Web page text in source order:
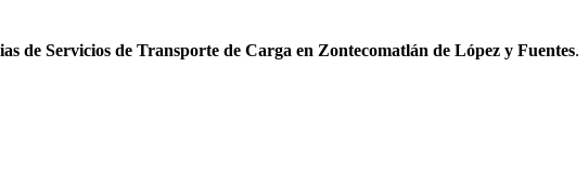
de Servicios de Transporte de Carga en Zontecomatlán de López y Fuentes.